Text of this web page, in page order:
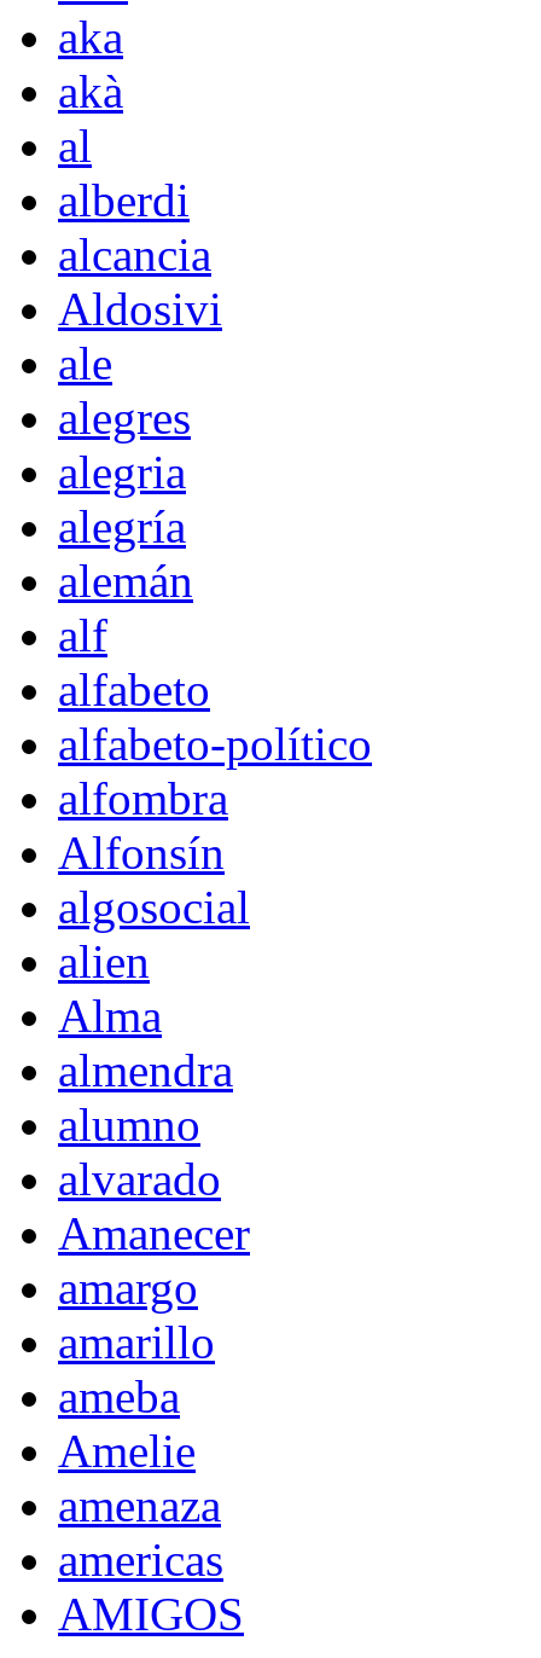
aka
akà
al
alberdi
alcancia
Aldosivi
ale
alegres
alegria
alegría
alemán
alf
alfabeto
alfabeto-político
alfombra
Alfonsín
algosocial
alien
Alma
almendra
alumno
alvarado
Amanecer
amargo
amarillo
ameba
Amelie
amenaza
americas
AMIGOS